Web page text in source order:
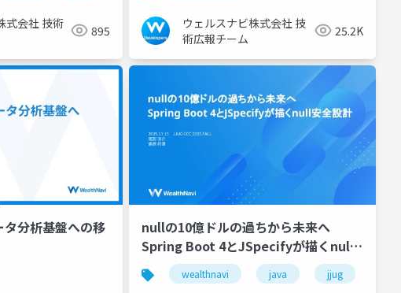
式会社 技術
895
ウェルスナビ株式会社 技
術広報チーム
25.2K
分析基盤への移
nullの10億ドルの過ちから未来へ
Spring Boot 4とJSpecifyが描くnull
安全設計wealthnavi java jjug